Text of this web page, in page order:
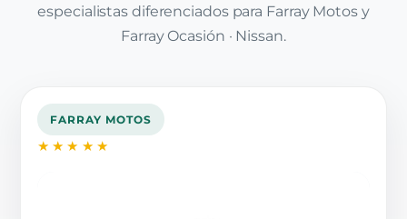
especialistas diferenciados para Farray Motos y
Farray Ocasión · Nissan.
FARRAY MOTOS
★★★★★